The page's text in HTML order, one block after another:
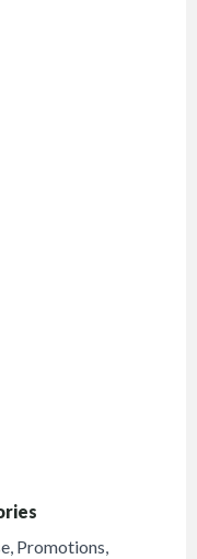
, Promotions,